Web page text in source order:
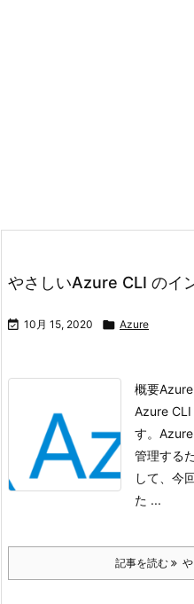
やさしいAzure CLI のイ
 10月 15, 2020  Azure
概要Azure
Azure CLI
す。
管理する
して、今
た ...
記事を読む